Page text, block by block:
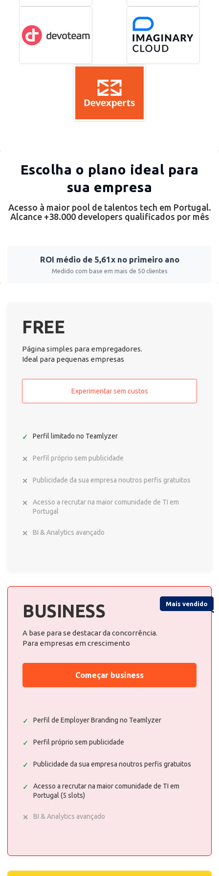
Escolha o plano ideal para
sua empresa
Acesso à maior pool de talentos tech em Portugal.
Alcance +38.000 developers qualificados por mês
ROI médio de 5,61x no primeiro ano
Medido com base em mais de 50 clientes
FREE
Página simples para empregadores.
Ideal para pequenas empresas
Experimentar sem custos
Perfil limitado no Teamlyzer
Perfil próprio sem publicidade
Publicidade da sua empresa noutros perfis gratuitos
Acesso a recrutar na maior comunidade de TI em
Portugal
BI & Analytics avançado
Mais vendido
BUSINESS
A base para se destacar da concorrência.
Para empresas em crescimento
Começar business
Perfil de Employer Branding no Teamlyzer
Perfil próprio sem publicidade
Publicidade da sua empresa noutros perfis gratuitos
Acesso a recrutar na maior comunidade de TI em
Portugal (5 slots)
BI & Analytics avançado